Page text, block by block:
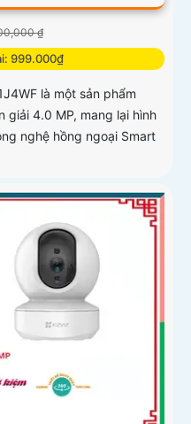
₫
999.000₫
là một sản phẩm
giải 4.0 MP, mang lại hình
nghệ hồng ngoại Smart